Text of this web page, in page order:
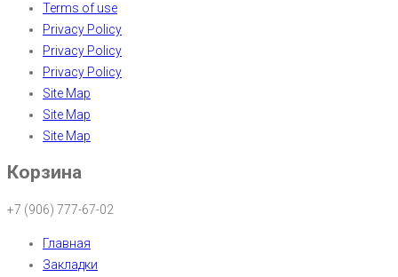
Terms of use
Privacy Policy
Privacy Policy
Privacy Policy
Site Map
Site Map
Site Map
Корзина
+7 (906) 777-67-02
Главная
Закладки